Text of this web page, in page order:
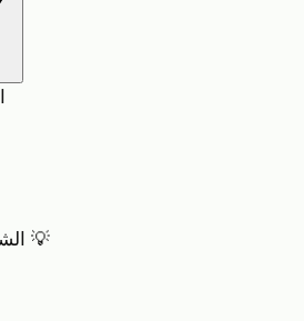
الشرح والتحليل البلاغي 💡